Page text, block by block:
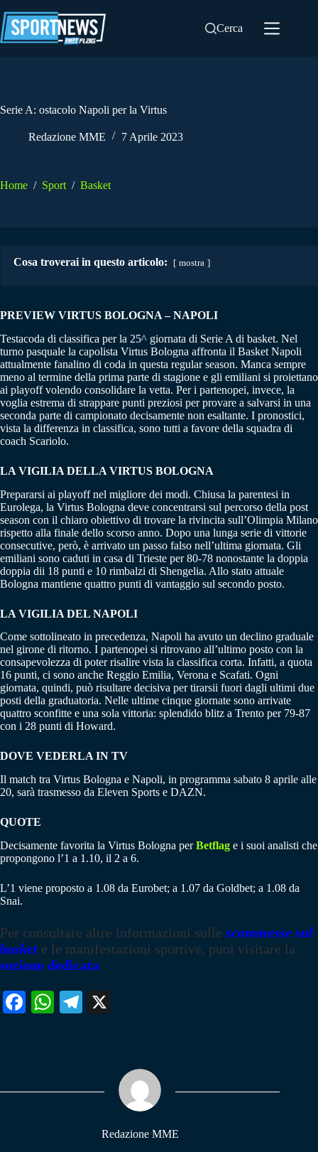
al
contenuto
Cerca
Serie A: ostacolo Napoli per la Virtus
Redazione MME 7 Aprile 2023
Home / Sport / Basket
Cosa troverai in questo articolo: mostra
PREVIEW VIRTUS BOLOGNA – NAPOLI
Testacoda di classifica per la 25^ giornata di Serie A di basket. Nel
turno pasquale la capolista Virtus Bologna affronta il Basket Napoli
attualmente fanalino di coda in questa regular season. Manca sempre
meno al termine della prima parte di stagione e gli emiliani si proiettano
ai playoff volendo consolidare la vetta. Per i partenopei, invece, la
voglia estrema di strappare punti preziosi per provare a salvarsi in una
seconda parte di campionato decisamente non esaltante. I pronostici,
vista la differenza in classifica, sono tutti a favore della squadra di
coach Scariolo.
LA VIGILIA DELLA VIRTUS BOLOGNA
Prepararsi ai playoff nel migliore dei modi. Chiusa la parentesi in
Eurolega, la Virtus Bologna deve concentrarsi sul percorso della post
season con il chiaro obiettivo di trovare la rivincita sull’Olimpia Milano
rispetto alla finale dello scorso anno. Dopo una lunga serie di vittorie
consecutive, però, è arrivato un passo falso nell’ultima giornata. Gli
emiliani sono caduti in casa di Trieste per 80-78 nonostante la doppia
doppia dii 18 punti e 10 rimbalzi di Shengelia. Allo stato attuale
Bologna mantiene quattro punti di vantaggio sul secondo posto.
LA VIGILIA DEL NAPOLI
Come sottolineato in precedenza, Napoli ha avuto un declino graduale
nel girone di ritorno. I partenopei si ritrovano all’ultimo posto con la
consapevolezza di poter risalire vista la classifica corta. Infatti, a quota
16 punti, ci sono anche Reggio Emilia, Verona e Scafati. Ogni
giornata, quindi, può risultare decisiva per tirarsii fuori dagli ultimi due
posti della graduatoria. Nelle ultime cinque giornate sono arrivate
quattro sconfitte e una sola vittoria: splendido blitz a Trento per 79-87
con i 28 punti di Howard.
DOVE VEDERLA IN TV
Il match tra Virtus Bologna e Napoli, in programma sabato 8 aprile alle
20, sarà trasmesso da Eleven Sports e DAZN.
QUOTE
Decisamente favorita la Virtus Bologna perBetflag e i suoi analisti che
propongono l’1 a 1.10, il 2 a 6.
L’1 viene proposto a 1.08 da Eurobet; a 1.07 da Goldbet; a 1.08 da
Snai.
Per consultare altre informazioni sulle scommesse sul
basket e le manifestazioni sportive, puoi visitare la
sezione dedicata
Fa W
pp
Te
m
Redazione MME